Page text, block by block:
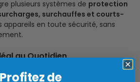
plusieurs systèmes de protection
surchauffes et courts-
appareils en toute sécurité, sans
au Quotidien
50000mAh
est la solution parfaite
Profitez de